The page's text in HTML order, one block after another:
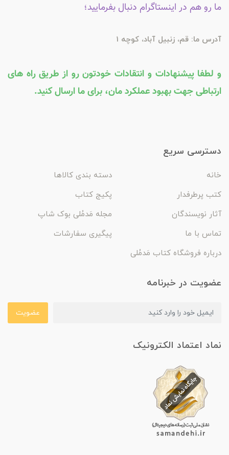
ما رو هم در اینستاگرام دنبال بفرمایید؛
آدرس ما: قم، زنبیل آباد، کوچه 1
و لطفا پیشنهادات و انتقادات خودتون رو از طریق راه های
ارتباطی جهت بهبود عملکرد مان، برای ما ارسال کنید.
دسترسی سریع
خانه
دسته بندی کالاها
کتب پرطرفدار
پکیج کتاب
آثار نویسندگان
مجله مَدمُلی بوک شاپ
تماس با ما
پیگیری سفارشات
درباره فروشگاه کتاب مَدمُلی
عضویت در خبرنامه
عضویت
نماد اعتماد الکترونیک